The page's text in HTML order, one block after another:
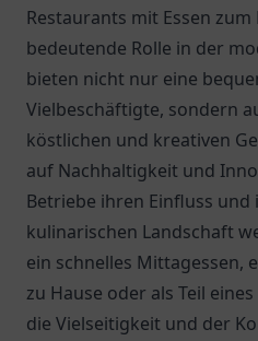
Restaurants mit Essen
bedeutende Rolle in der
bieten nicht nur eine
Vielbeschäftigte, sondern
köstlichen und kreativen
auf Nachhaltigkeit und
Betriebe ihren Einfluss und
kulinarischen Landschaft
ein schnelles Mittagessen,
zu Hause oder als Teil
die Vielseitigkeit und der